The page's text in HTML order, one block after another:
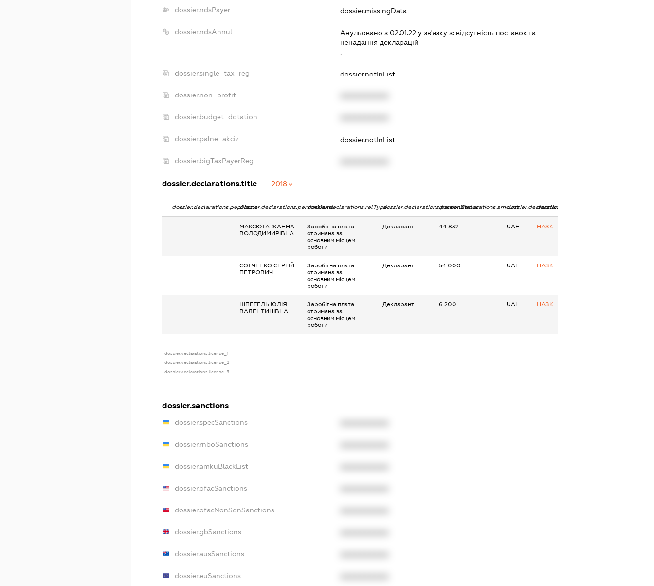
dossier.ndsPayer dossier.missingData
dossier.ndsAnnul Анульовано з 02.01.22 у зв'язку з: вiдсутнiсть поставок та
ненадання декларацiй
.
dossier.single_tax_reg dossier.notInList
dossier.non_profit
dossier.budget_dotation
dossier.palne_akciz dossier.notInList
dossier.bigTaxPayerReg
dossier.declarations.title 2018
dossier.declarations.pepNamedossier.declarations.personNamedossier.declarations.relTypedossier.declarations.personStatusdossier.declarations.amountdossier.declarations.currency
dossier.declarations.source
МАКСЮТА ЖАННА
ВОЛОДИМИРІВНА
Заробітна плата
отримана за
основним місцем
роботи
Декларант 44 832 UAH НАЗК
СОТЧЕНКО СЕРГІЙ
ПЕТРОВИЧ
Заробітна плата
отримана за
основним місцем
роботи
Декларант 54 000 UAH НАЗК
ШПЕГЕЛЬ ЮЛІЯ
ВАЛЕНТИНІВНА
Заробітна плата
отримана за
основним місцем
роботи
Декларант 6 200 UAH НАЗК
dossier.declarations.license_1
dossier.declarations.license_2
dossier.declarations.license_3
dossier.sanctions
dossier.specSanctions
dossier.rnboSanctions
dossier.amkuBlackList
dossier.ofacSanctions
dossier.ofacNonSdnSanctions
dossier.gbSanctions
dossier.ausSanctions
dossier.euSanctions